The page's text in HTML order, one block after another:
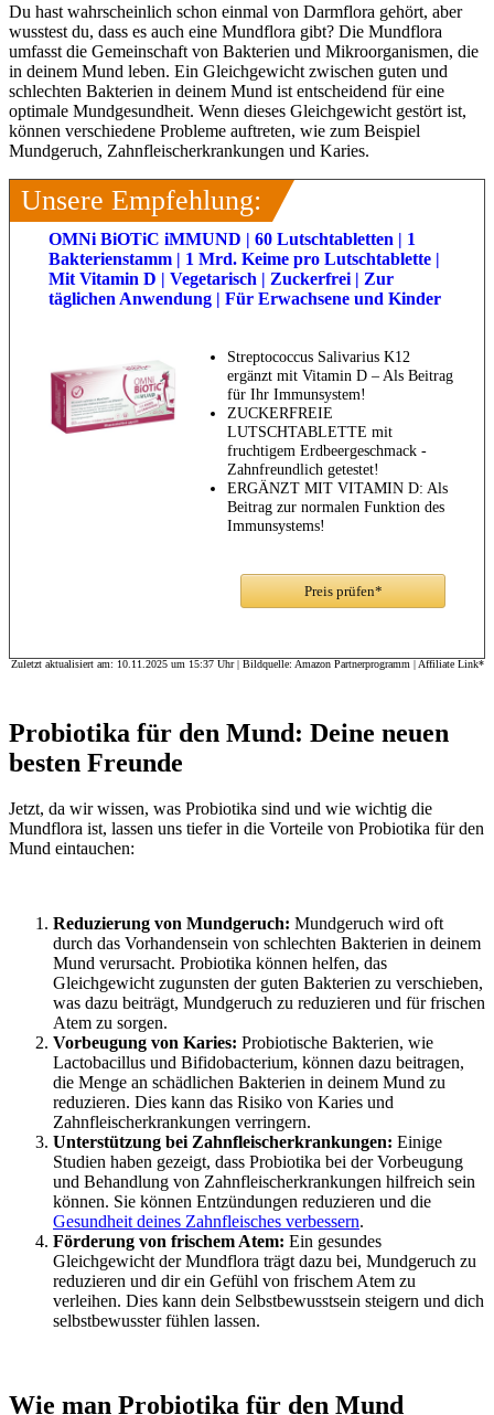
Du hast wahrscheinlich schon einmal von Darmflora gehört, aber
wusstest du, dass es auch eine Mundflora gibt? Die Mundflora
umfasst die Gemeinschaft von Bakterien und Mikroorganismen, die
in deinem Mund leben. Ein Gleichgewicht zwischen guten und
schlechten Bakterien in deinem Mund ist entscheidend für eine
optimale Mundgesundheit. Wenn dieses Gleichgewicht gestört ist,
können verschiedene Probleme auftreten, wie zum Beispiel
Mundgeruch, Zahnfleischerkrankungen und Karies.
Unsere Empfehlung:
OMNi BiOTiC iMMUND | 60 Lutschtabletten | 1
Bakterienstamm | 1 Mrd. Keime pro Lutschtablette |
Mit Vitamin D | Vegetarisch | Zuckerfrei | Zur
täglichen Anwendung | Für Erwachsene und Kinder
Streptococcus Salivarius K12
ergänzt mit Vitamin D – Als Beitrag
für Ihr Immunsystem!
ZUCKERFREIE
LUTSCHTABLETTE mit
fruchtigem Erdbeergeschmack -
Zahnfreundlich getestet!
ERGÄNZT MIT VITAMIN D: Als
Beitrag zur normalen Funktion des
Immunsystems!
Preis prüfen*
Zuletzt aktualisiert am: 10.11.2025 um 15:37 Uhr | Bildquelle: Amazon Partnerprogramm | Affiliate Link*
Probiotika für den Mund: Deine neuen
besten Freunde
Jetzt, da wir wissen, was Probiotika sind und wie wichtig die
Mundflora ist, lassen uns tiefer in die Vorteile von Probiotika für den
Mund eintauchen:
Reduzierung von Mundgeruch: Mundgeruch wird oft
durch das Vorhandensein von schlechten Bakterien in deinem
Mund verursacht. Probiotika können helfen, das
Gleichgewicht zugunsten der guten Bakterien zu verschieben,
was dazu beiträgt, Mundgeruch zu reduzieren und für frischen
Atem zu sorgen.
Vorbeugung von Karies: Probiotische Bakterien, wie
Lactobacillus und Bifidobacterium, können dazu beitragen,
die Menge an schädlichen Bakterien in deinem Mund zu
reduzieren. Dies kann das Risiko von Karies und
Zahnfleischerkrankungen verringern.
Unterstützung bei Zahnfleischerkrankungen: Einige
Studien haben gezeigt, dass Probiotika bei der Vorbeugung
und Behandlung von Zahnfleischerkrankungen hilfreich sein
können. Sie können Entzündungen reduzieren und die
Gesundheit deines Zahnfleisches verbessern.
Förderung von frischem Atem: Ein gesundes
Gleichgewicht der Mundflora trägt dazu bei, Mundgeruch zu
reduzieren und dir ein Gefühl von frischem Atem zu
verleihen. Dies kann dein Selbstbewusstsein steigern und dich
selbstbewusster fühlen lassen.
Wie man Probiotika für den Mund